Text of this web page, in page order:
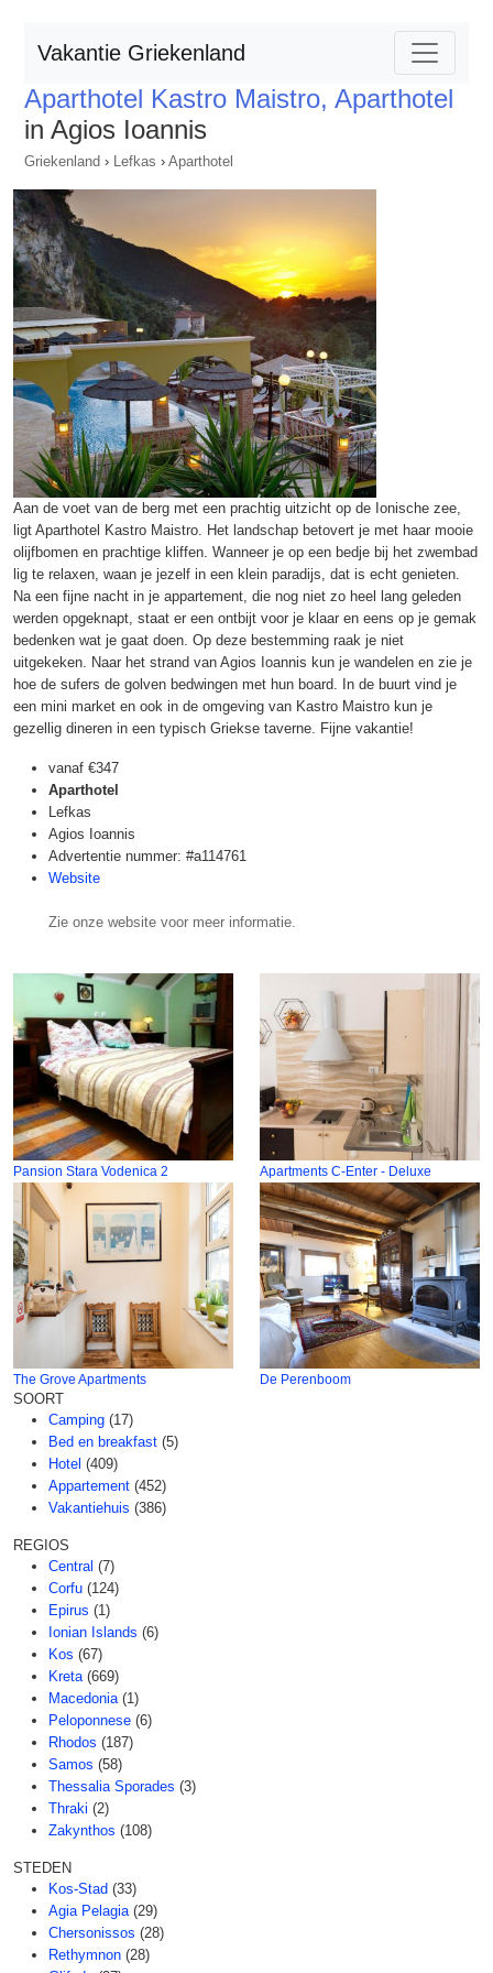
Vakantie Griekenland
Aparthotel Kastro Maistro, Aparthotel
in Agios Ioannis
Griekenland › Lefkas › Aparthotel
Aan de voet van de berg met een prachtig uitzicht op de Ionische zee,
ligt Aparthotel Kastro Maistro. Het landschap betovert je met haar mooie
olijfbomen en prachtige kliffen. Wanneer je op een bedje bij het zwembad
lig te relaxen, waan je jezelf in een klein paradijs, dat is echt genieten.
Na een fijne nacht in je appartement, die nog niet zo heel lang geleden
werden opgeknapt, staat er een ontbijt voor je klaar en eens op je gemak
bedenken wat je gaat doen. Op deze bestemming raak je niet
uitgekeken. Naar het strand van Agios Ioannis kun je wandelen en zie je
hoe de sufers de golven bedwingen met hun board. In de buurt vind je
een mini market en ook in de omgeving van Kastro Maistro kun je
gezellig dineren in een typisch Griekse taverne. Fijne vakantie!
vanaf €347
Aparthotel
Lefkas
Agios Ioannis
Advertentie nummer: #a114761
Website
Zie onze website voor meer informatie.
Pansion Stara Vodenica 2 Apartments C-Enter - Deluxe
The Grove Apartments De Perenboom
SOORT
Camping (17)
Bed en breakfast (5)
Hotel (409)
Appartement (452)
Vakantiehuis (386)
REGIOS
Central (7)
Corfu (124)
Epirus (1)
Ionian Islands (6)
Kos (67)
Kreta (669)
Macedonia (1)
Peloponnese (6)
Rhodos (187)
Samos (58)
Thessalia Sporades (3)
Thraki (2)
Zakynthos (108)
STEDEN
Kos-Stad (33)
Agia Pelagia (29)
Chersonissos (28)
Rethymnon (28)